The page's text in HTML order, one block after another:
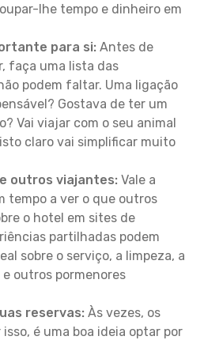
lhe tempo e dinheiro em
para si: Antes de
faça uma lista das
podem faltar. Uma ligação
Gostava de ter um
Vai viajar com o seu animal
claro vai simplificar muito
outros viajantes: Vale a
tempo a ver o que outros
o hotel em sites de
partilhadas podem
sobre o serviço, a limpeza, a
outros pormenores
reservas: Às vezes, os
é uma boa ideia optar por